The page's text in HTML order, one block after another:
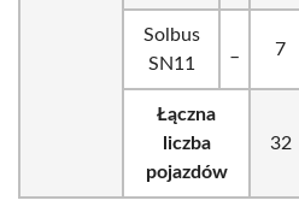
Solbus
SN11
7
Łączna
liczba
pojazdów
32